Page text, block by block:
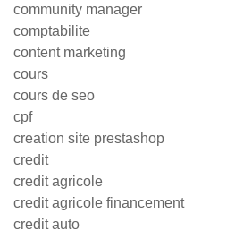
community manager
comptabilite
content marketing
cours
cours de seo
cpf
creation site prestashop
credit
credit agricole
credit agricole financement
credit auto